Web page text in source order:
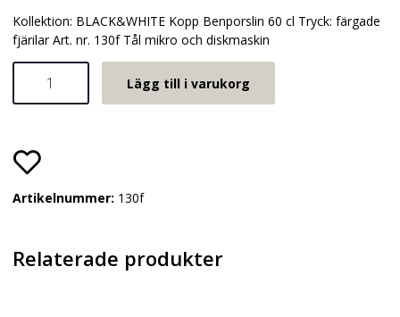
Kollektion: BLACK&WHITE Kopp Benporslin 60 cl Tryck: färgade
fjärilar Art. nr. 130f Tål mikro och diskmaskin
färgad
fjäril
Lägg till i varukorg
Artikelnummer: 130f
Relaterade produkter